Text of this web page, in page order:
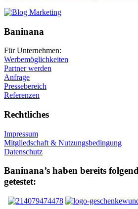
Baninana
Für Unternehmen:
Werbemöglichkeiten
Partner werden
Anfrage
Pressebereich
Referenzen
Rechtliches
Impressum
Mitgliedschaft & Nutzungsbedingung
Datenschutz
Baninana’s haben bereits
getestet: